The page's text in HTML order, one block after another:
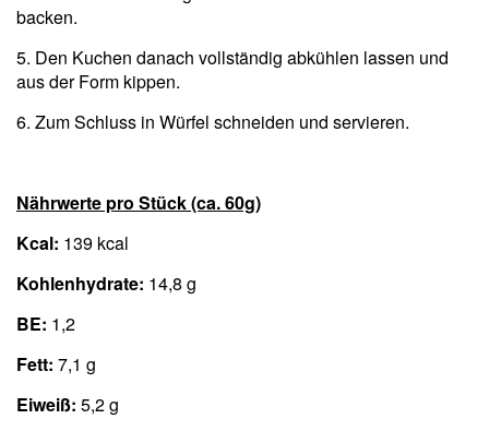
backen.
5. Den Kuchen danach vollständig abkühlen lassen und
aus der Form kippen.
6. Zum Schluss in Würfel schneiden und servieren.
Nährwerte pro Stück (ca. 60g)
Kcal: 139 kcal
Kohlenhydrate: 14,8 g
BE: 1,2
Fett: 7,1 g
Eiweiß: 5,2 g